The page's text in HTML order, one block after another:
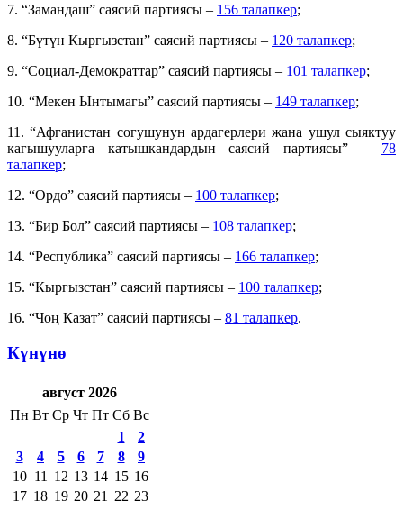
7. “Замандаш” саясий партиясы – 156 талапкер;
8. “Бүтүн Кыргызстан” саясий партиясы – 120 талапкер;
9. “Социал-Демократтар” саясий партиясы – 101 талапкер;
10. “Мекен Ынтымагы” саясий партиясы – 149 талапкер;
11. “Афганистан согушунун ардагерлери жана ушул сыяктуу
кагышууларга катышкандардын саясий партиясы” – 78
талапкер;
12. “Ордо” саясий партиясы – 100 талапкер;
13. “Бир Бол” саясий партиясы – 108 талапкер;
14. “Республика” саясий партиясы – 166 талапкер;
15. “Кыргызстан” саясий партиясы – 100 талапкер;
16. “Чоң Казат” саясий партиясы – 81 талапкер.
Күнүнө
август 2026
Пн Вт Ср Чт Пт Сб Вс
1
2
3
4 5 6 7 8
9
10 11 12 13 14 15 16
17 18 19 20 21 22 23